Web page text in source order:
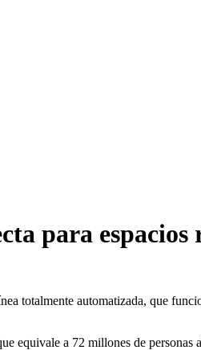
para espacios
totalmente automatizada, que
equivale a 72 millones de personas